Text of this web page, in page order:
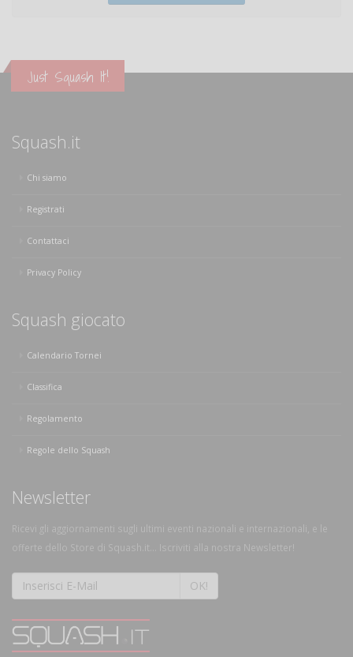
Just Squash It!
Squash.it
Chi siamo
Registrati
Contattaci
Privacy Policy
Squash giocato
Calendario Tornei
Classifica
Regolamento
Regole dello Squash
Newsletter
Ricevi gli aggiornamenti sugli ultimi eventi nazionali e internazionali, e le
offerte dello Store di Squash.it... Iscriviti alla nostra Newsletter!
OK!